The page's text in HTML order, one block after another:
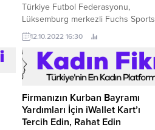
Türkiye Futbol Federasyonu,
Lüksemburg merkezli Fuchs Sports
Türkiye firmasıyla 5 yıllık TFF 2.
12.10.2022 16:30
Firmanızın Kurban Bayramı
Yardımları İçin iWallet Kart’ı
Tercih Edin, Rahat Edin